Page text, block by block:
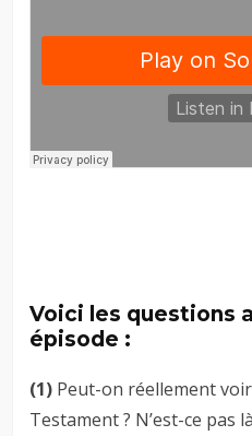
Voici les questions
épisode :
(1) Peut-on réellement
Testament ? N’est-ce pas